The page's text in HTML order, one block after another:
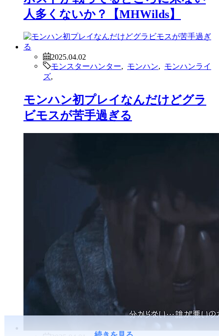
人多くないか？【MHWilds】
2025.04.02
モンスターハンター
モンハン
モンハンライ
ズ
モンハン初プレイなんだけどグラ
ビモスが苦手過ぎる